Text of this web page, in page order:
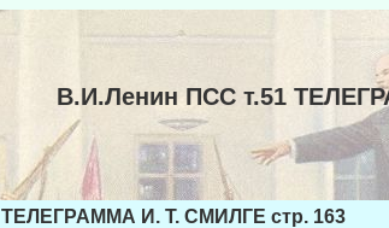
В.И.Ленин ПСС т.51
ТЕЛЕГРАММА И. Т. СМИЛГЕ стр. 163